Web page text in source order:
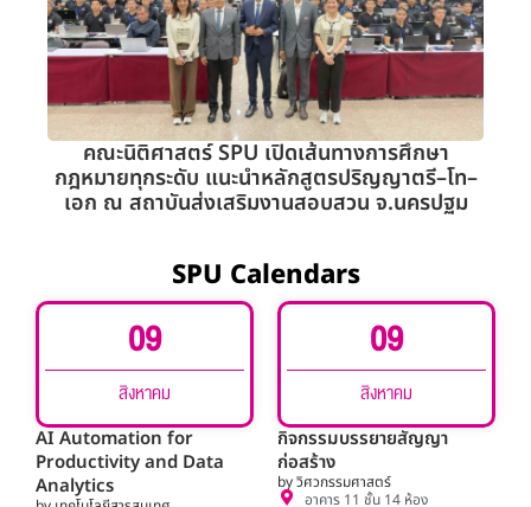
SPU Calendars
09
สิงหาคม
AI Automation for
Productivity and Data
Analytics
09
สิงหาคม
กิจกรรมบรรยายสัญญา
ก่อสร้าง
by วิศวกรรมศาสตร์
อาคาร 11 ชั้น 14 ห้อง
คณะนิติศาสตร์ SPU เปิดเส้นทางการศึกษา
กฎหมายทุกระดับ แนะนำหลักสูตรปริญญาตรี–โท–
เอก ณ สถาบันส่งเสริมงานสอบสวน จ.นครปฐม